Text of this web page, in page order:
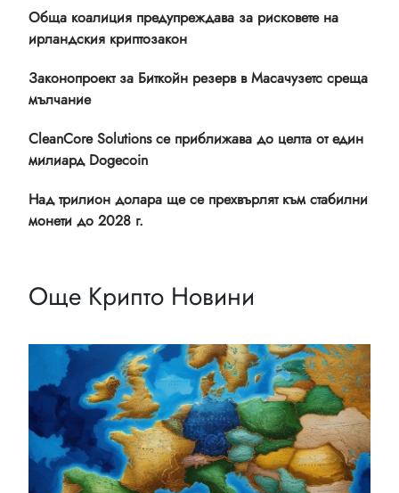
Обща коалиция предупреждава за рисковете на
ирландския криптозакон
Законопроект за Биткойн резерв в Масачузетс среща
мълчание
CleanCore Solutions се приближава до целта от един
милиард Dogecoin
Над трилион долара ще се прехвърлят към стабилни
монети до 2028 г.
Още Крипто Новини